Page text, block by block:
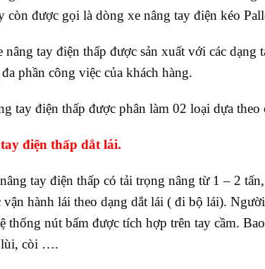
còn được gọi là dòng xe nâng tay điện kéo
tay điện thấp được sản xuất với các
phần công việc của khách hàng.
tay điện thấp được phân làm 02 loại dựa theo
điện thấp dắt lái.
tay điện thấp có tải trọng nâng từ 1 – 2
vận hành lái theo dạng dắt lái ( đi bộ lái).
thống nút bấm được tích hợp trên tay cầm.
lùi, còi ….